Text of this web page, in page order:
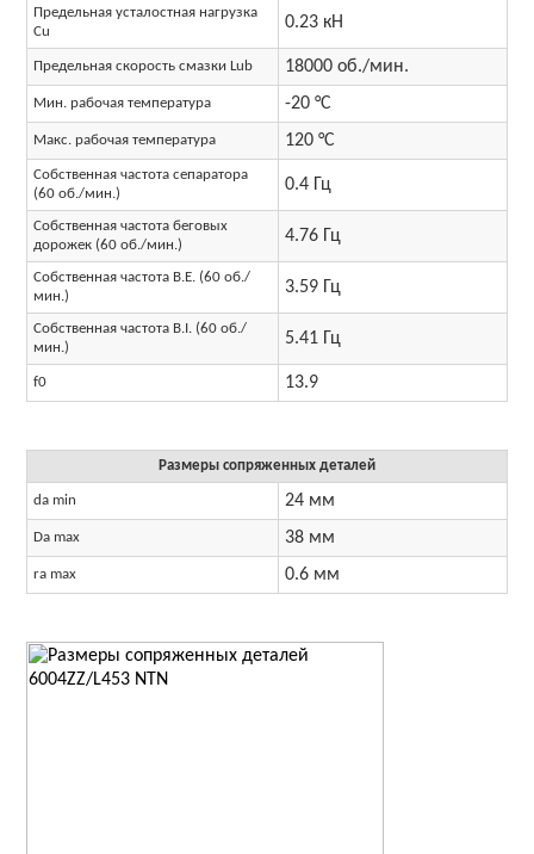
Предельная усталостная нагрузка
Cu
0.23 кН
Предельная скорость смазки Lub 18000 об./мин.
Мин. рабочая температура -20 °C
Макс. рабочая температура 120 °C
Собственная частота сепаратора
(60 об./мин.)
0.4 Гц
Собственная частота беговых
дорожек (60 об./мин.)
4.76 Гц
Собственная частота B.E. (60 об./
мин.)
3.59 Гц
Собственная частота B.I. (60 об./
мин.)
5.41 Гц
f0 13.9
Размеры сопряженных деталей
da min 24 мм
Da max 38 мм
ra max 0.6 мм